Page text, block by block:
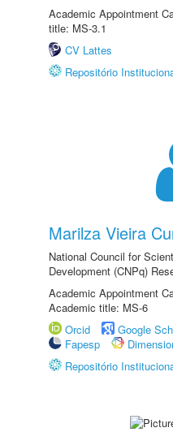
Academic Appointment
title: MS-3.1
CV Lattes
Repositório
Marilza Vieira
National Council for
Development (CNPq)
Academic Appointment
Academic title: MS-6
Orcid
Google
Fapesp
Repositório